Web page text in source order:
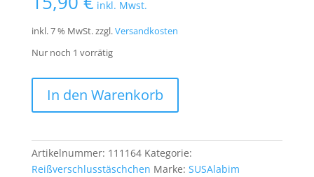
inkl. Mwst.
inkl. 7 % MwSt.zzgl.Versandkosten
Nur noch 1 vorrätig
Reißverschlusstäschchen
Nr.
1
In den Warenkorb
Artikelnummer: 111164 Kategorie:
Reißverschlusstäschchen Marke: SUSAlabim